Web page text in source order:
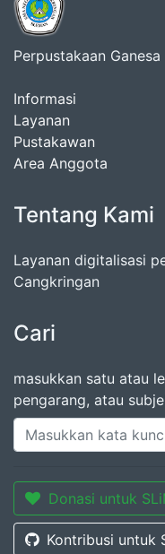
Perpustakaan Ganesa
Informasi
Layanan
Pustakawan
Area Anggota
Tentang Kami
Layanan digitalisasi
Cangkringan
Cari
masukkan satu atau
pengarang, atau
Donasi untuk
Kontribusi untuk